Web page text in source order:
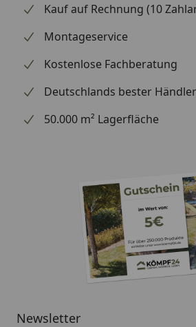
Montageanleitung
Zum Einsatz ausschließlich im
häuslichen Bereich geeignet.
Kauf auf Rechnung (10
Montageservice
Kostenlose Fachberatung
Deutschlands bester Händler
50.000 m² Lagerfläche
Newsletter